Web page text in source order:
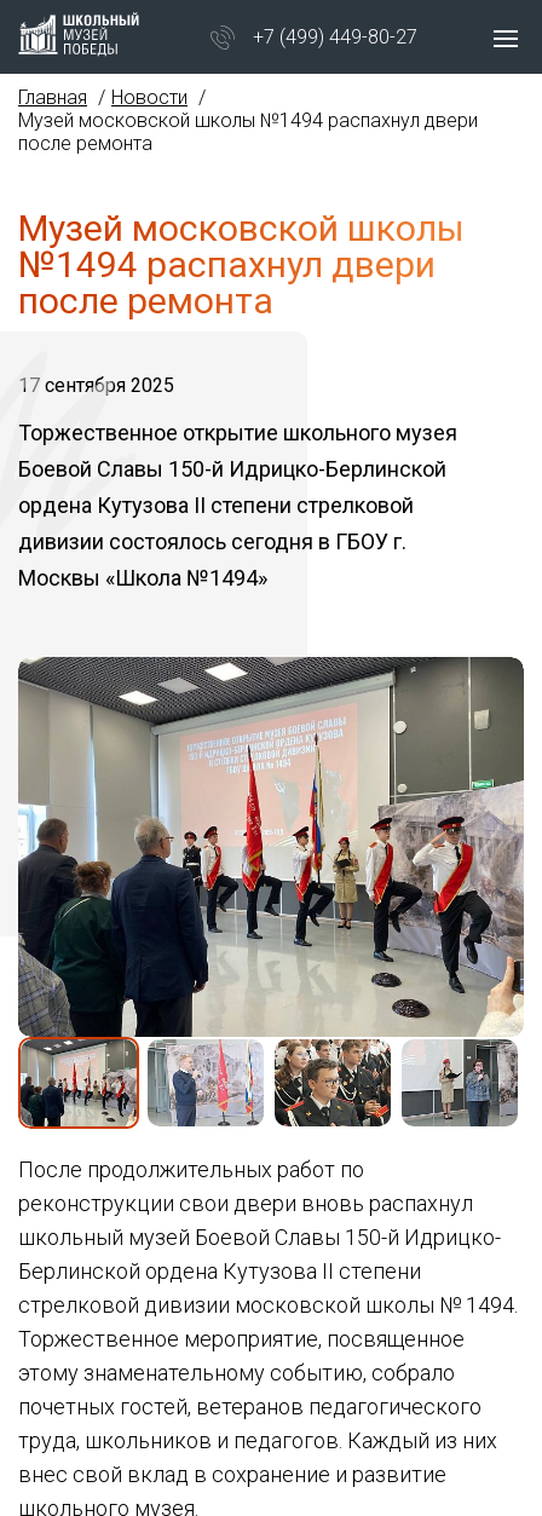
+7 (499) 449-80-27
Главная
Новости
Музей московской школы №1494 распахнул двери
после ремонта
Музей московской школы
№1494 распахнул двери
после ремонта
17 сентября 2025
Торжественное открытие школьного музея
Боевой Славы 150-й Идрицко-Берлинской
ордена Кутузова II степени стрелковой
дивизии состоялось сегодня в ГБОУ г.
Москвы «Школа №1494»
После продолжительных работ по
реконструкции свои двери вновь распахнул
школьный музей Боевой Славы 150-й Идрицко-
Берлинской ордена Кутузова II степени
стрелковой дивизии московской школы № 1494.
Торжественное мероприятие, посвященное
этому знаменательному событию, собрало
почетных гостей, ветеранов педагогического
труда, школьников и педагогов. Каждый из них
внес свой вклад в сохранение и развитие
школьного музея.